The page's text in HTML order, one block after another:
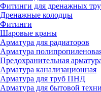
Фитинги для дренажных
Дренажные колодцы
Фитинги
Шаровые краны
Арматура для радиаторов
Арматура
Предохранительная
Арматура канализационная
Арматура для труб ПНД
Арматура для бытовой